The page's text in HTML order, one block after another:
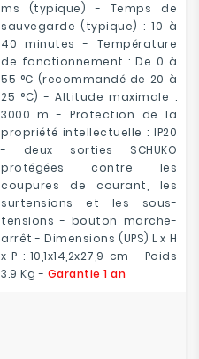
ms (typique) - Temps de
sauvegarde (typique) : 10 à
40 minutes - Température
de fonctionnement : De 0 à
55 °C (recommandé de 20 à
25 °C) - Altitude maximale :
3000 m - Protection de la
propriété intellectuelle : IP20
- deux sorties SCHUKO
protégées contre les
coupures de courant, les
surtensions et les sous-
tensions - bouton marche-
arrêt - Dimensions (UPS) L x H
x P : 10,1x14,2x27,9 cm - Poids
3.9 Kg - Garantie 1 an